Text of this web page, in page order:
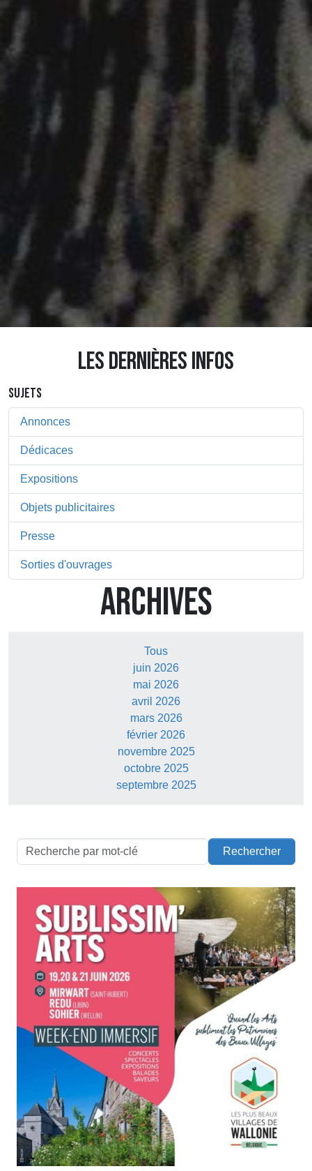
LES DERNIÈRES INFOS
SUJETS
Annonces
Dédicaces
Expositions
Objets publicitaires
Presse
Sorties d'ouvrages
ARCHIVES
Tous
juin 2026
mai 2026
avril 2026
mars 2026
février 2026
novembre 2025
octobre 2025
septembre 2025
Rechercher